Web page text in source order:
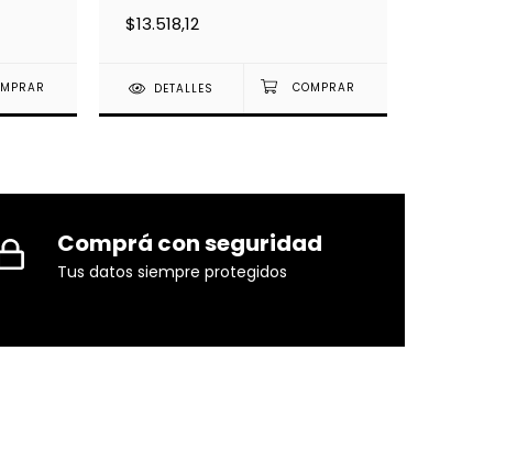
$13.518,12
DETALLES
Comprá con seguridad
Tus datos siempre protegidos